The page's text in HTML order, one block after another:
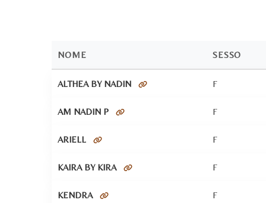
NOME SESSO
ALTHEA BY NADIN F
AM NADIN P F
ARIELL F
KAIRA BY KIRA F
KENDRA F